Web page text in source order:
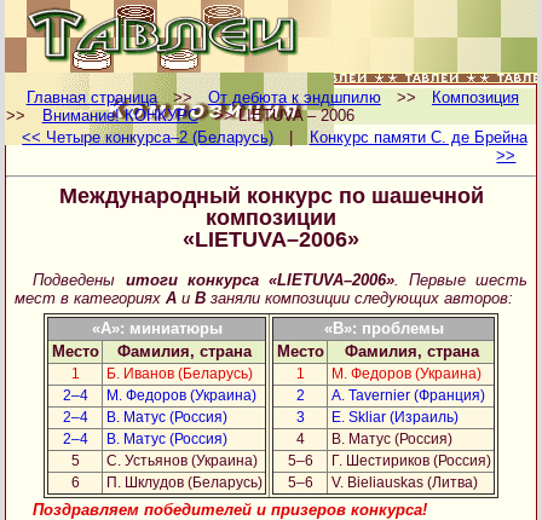
Главная страница >> От дебюта к эндшпилю >>
Композиция
>>
Внимание! КОНКУРС
>> LIETUVA – 2006
<< Четыре конкурса–2 (Беларусь)
Конкурс памяти С. де Брейна
>>
Международный конкурс по шашечной
композиции
«LIETUVA–2006»
Подведены итоги конкурса «LIETUVA–2006». Первые шесть
мест в категорияхA иB заняли композиции следующих авторов:
«A»: миниатюры
Место
Фамилия, страна
1
Б. Иванов (Беларусь)
2–4
М. Федоров (Украина)
2–4
В. Матус (Россия)
2–4
В. Матус (Россия)
5
С. Устьянов (Украина)
6
П. Шклудов (Беларусь)
«B»: проблемы
Место
Фамилия, страна
1
М. Федоров (Украина)
2
A. Tavernier (Франция)
3
E. Skliar (Израиль)
4
В. Матус (Россия)
5–6
Г. Шестириков (Россия)
5–6
V. Bieliauskas (Литва)
Поздравляем победителей и призеров конкурса!